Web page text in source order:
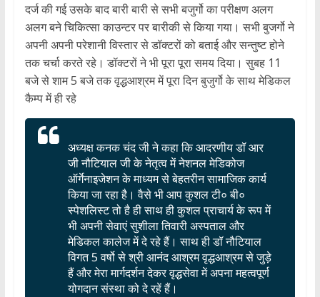
दर्ज की गई उसके बाद बारी बारी से सभी बजुर्गो का परीक्षण अलग
अलग बने चिकित्सा काउन्टर पर बारीकी से किया गया। सभी बुजर्गो ने
अपनी अपनी परेशानी विस्तार से डॉक्टरों को बताई और सन्तुष्ट होने
तक चर्चा करते रहे। डॉक्टरों ने भी पूरा पूरा समय दिया। सुबह 11
बजे से शाम 5 बजे तक वृद्धआश्रम में पूरा दिन बुजुर्गो के साथ मेडिकल
कैम्प में ही रहे
अध्यक्ष कनक चंद जी ने कहा कि आदरणीय डॉ आर
जी नौटियाल जी के नेतृत्व में नेशनल मेडिकोज
ऑर्गेनाइजेशन के माध्यम से बेहतरीन सामाजिक कार्य
किया जा रहा है। वैसे भी आप कुशल टी० बी०
स्पेशलिस्ट तो है ही साथ ही कुशल प्राचार्य के रूप में
भी अपनी सेवाएं सुशीला तिवारी अस्पताल और
मेडिकल कालेज में दे रहे हैं। साथ ही डॉ नौटियाल
विगत 5 वर्षो से श्री आनंद आश्रम वृद्धआश्रम से जुड़े
हैं और मेरा मार्गदर्शन देकर वृद्धसेवा में अपना महत्वपूर्ण
योगदान संस्था को दे रहें हैं।